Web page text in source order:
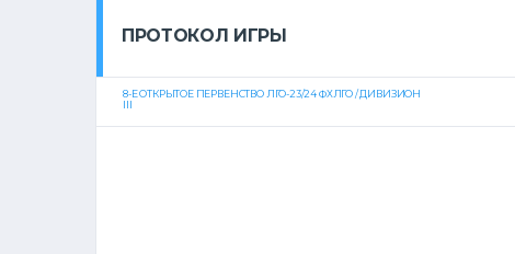
ПРОТОКОЛ ИГРЫ
8-Е ОТКРЫТОЕ ПЕРВЕНСТВО ЛГО-23/24 ФХЛГО / ДИВИЗИОН
III